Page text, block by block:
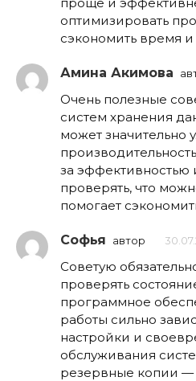
оптимизировать
сэкономить время
Амина Акимова
Очень полезные
систем хранения
может значительно
за эффективностью
проверять, что
помогает
Софья автор
Советую
проверять
программное
работы сильно
настройки и
обслуживания
резервные копии —